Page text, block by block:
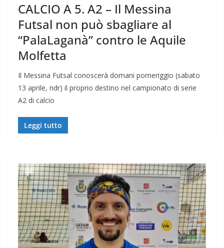
CALCIO A 5. A2 – Il Messina
Futsal non può sbagliare al
“PalaLaganà” contro le Aquile
Molfetta
Il Messina Futsal conoscerà domani pomeriggio (sabato
13 aprile, ndr) il proprio destino nel campionato di serie
A2 di calcio
Leggi tutto